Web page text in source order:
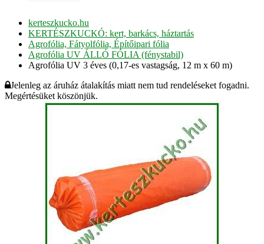
kerteszkucko.hu
KERTÉSZKUCKÓ: kert, barkács, háztartás
Agrofólia, Fátyolfólia, Építőipari fólia
Agrofólia UV ÁLLÓ FÓLIA (fénystabil)
Agrofólia UV 3 éves (0,17-es vastagság, 12 m x 60 m)
Jelenleg az áruház átalakítás miatt nem tud rendeléseket fogadni.
Megértésüket köszönjük.